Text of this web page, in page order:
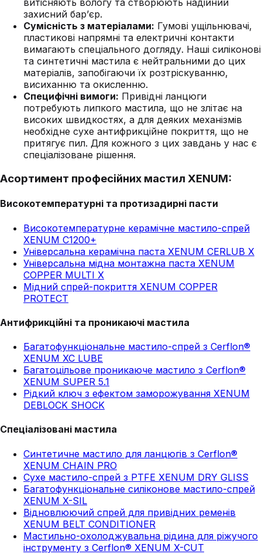
витісняють вологу та створюють надійний
захисний бар’єр.
Сумісність з матеріалами: Гумові ущільнювачі,
пластикові напрямні та електричні контакти
вимагають спеціального догляду. Наші силіконові
та синтетичні мастила є нейтральними до цих
матеріалів, запобігаючи їх розтріскуванню,
висиханню та окисленню.
Специфічні вимоги: Привідні ланцюги
потребують липкого мастила, що не злітає на
високих швидкостях, а для деяких механізмів
необхідне сухе антифрикційне покриття, що не
притягує пил. Для кожного з цих завдань у нас є
спеціалізоване рішення.
Асортимент професійних мастил XENUM:
Високотемпературні та протизадирні пасти
Високотемпературне керамічне мастило-спрей
XENUM C1200+
Універсальна керамічна паста XENUM CERLUB X
Універсальна мідна монтажна паста XENUM
COPPER MULTI X
Мідний спрей-покриття XENUM COPPER
PROTECT
Антифрикційні та проникаючі мастила
Багатофункціональне мастило-спрей з Cerflon®
XENUM XC LUBE
Багатоцільове проникаюче мастило з Cerflon®
XENUM SUPER 5.1
Рідкий ключ з ефектом заморожування XENUM
DEBLOCK SHOCK
Спеціалізовані мастила
Синтетичне мастило для ланцюгів з Cerflon®
XENUM CHAIN PRO
Сухе мастило-спрей з PTFE XENUM DRY GLISS
Багатофункціональне силіконове мастило-спрей
XENUM X-SIL
Відновлюючий спрей для привідних ременів
XENUM BELT CONDITIONER
Мастильно-охолоджувальна рідина для ріжучого
інструменту з Cerflon® XENUM X-CUT